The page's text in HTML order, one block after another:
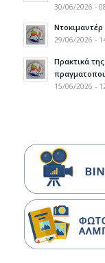
30/06/2026 -
Ντοκιμαντέρ
29/06/2026 -
Πρακτικά
15/06/2026 -